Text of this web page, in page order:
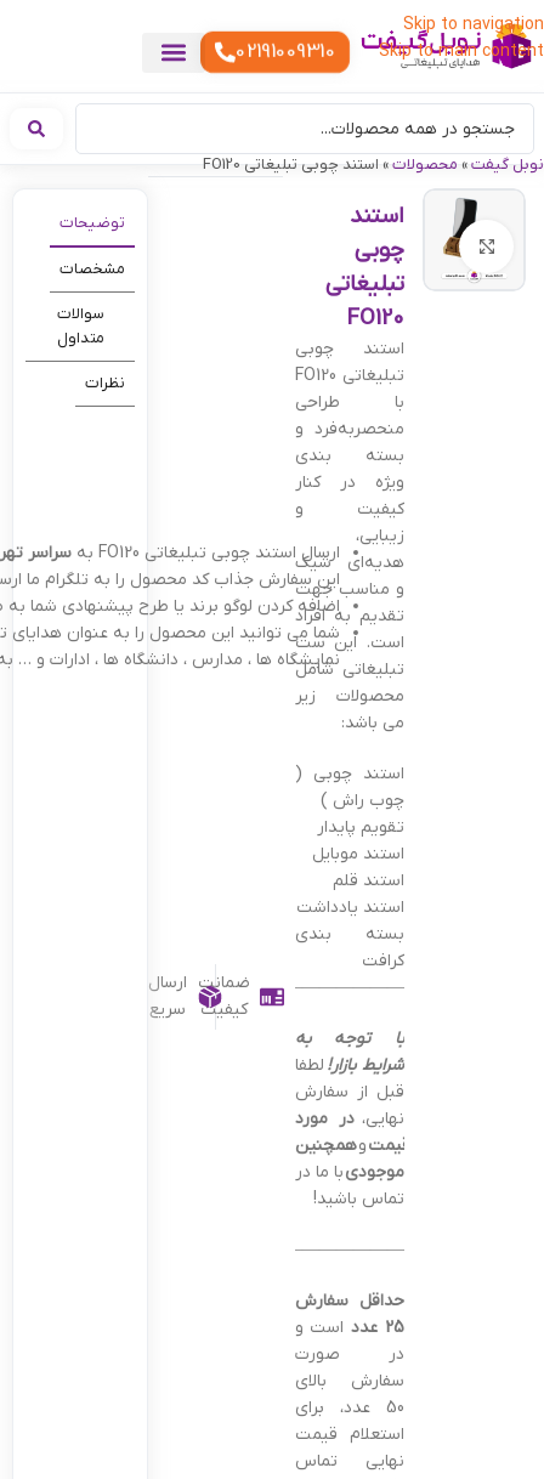
Skip to navigation
Skip to main content
02191009310
نوبل گیفت» محصولات» استند چوبی تبلیغاتی FO120
بزرگنمایی تصویر
استند
چوبی
تبلیغاتی
FO120
استند چوبی
تبلیغاتی FO120
با طراحی
منحصربه‌فرد و
بسته بندی
ویژه در کنار
کیفیت و
زیبایی،
هدیه‌ای شیک
و مناسب جهت
تقدیم به افراد
است. این ست
تبلیغاتی شامل
محصولات زیر
می باشد:
استند چوبی (
چوب راش )
تقویم پایدار
استند موبایل
استند قلم
استند یادداشت
بسته بندی
کرافت
———————————————–
با توجه به
شرایط بازار! لطفا
قبل از سفارش
نهایی،در مورد
قیمتوهمچنین
موجودیبا ما در
تماس باشید!
———————————————–
حداقل سفارش
25 عدد
است و
در صورت
سفارش بالای
50 عدد، برای
استعلام قیمت
نهایی تماس
ضمانت
کیفیت
ارسال
سریع
توضیحات
مشخصات
سوالات
متداول
نظرات
ارسال استند چوبی تبلیغاتی FO120 به
سراسر
این سفارش جذاب کد محصول را به تلگرام ما
اضافه کردن لوگو برند یا طرح پیشنهادی شما
شما می توانید این محصول را به عنوان هدایای
نمایشگاه ها ، مدارس ، دانشگاه ها ، ادارات و …